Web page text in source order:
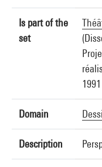
Is part of the
set
1991
Domain
Description